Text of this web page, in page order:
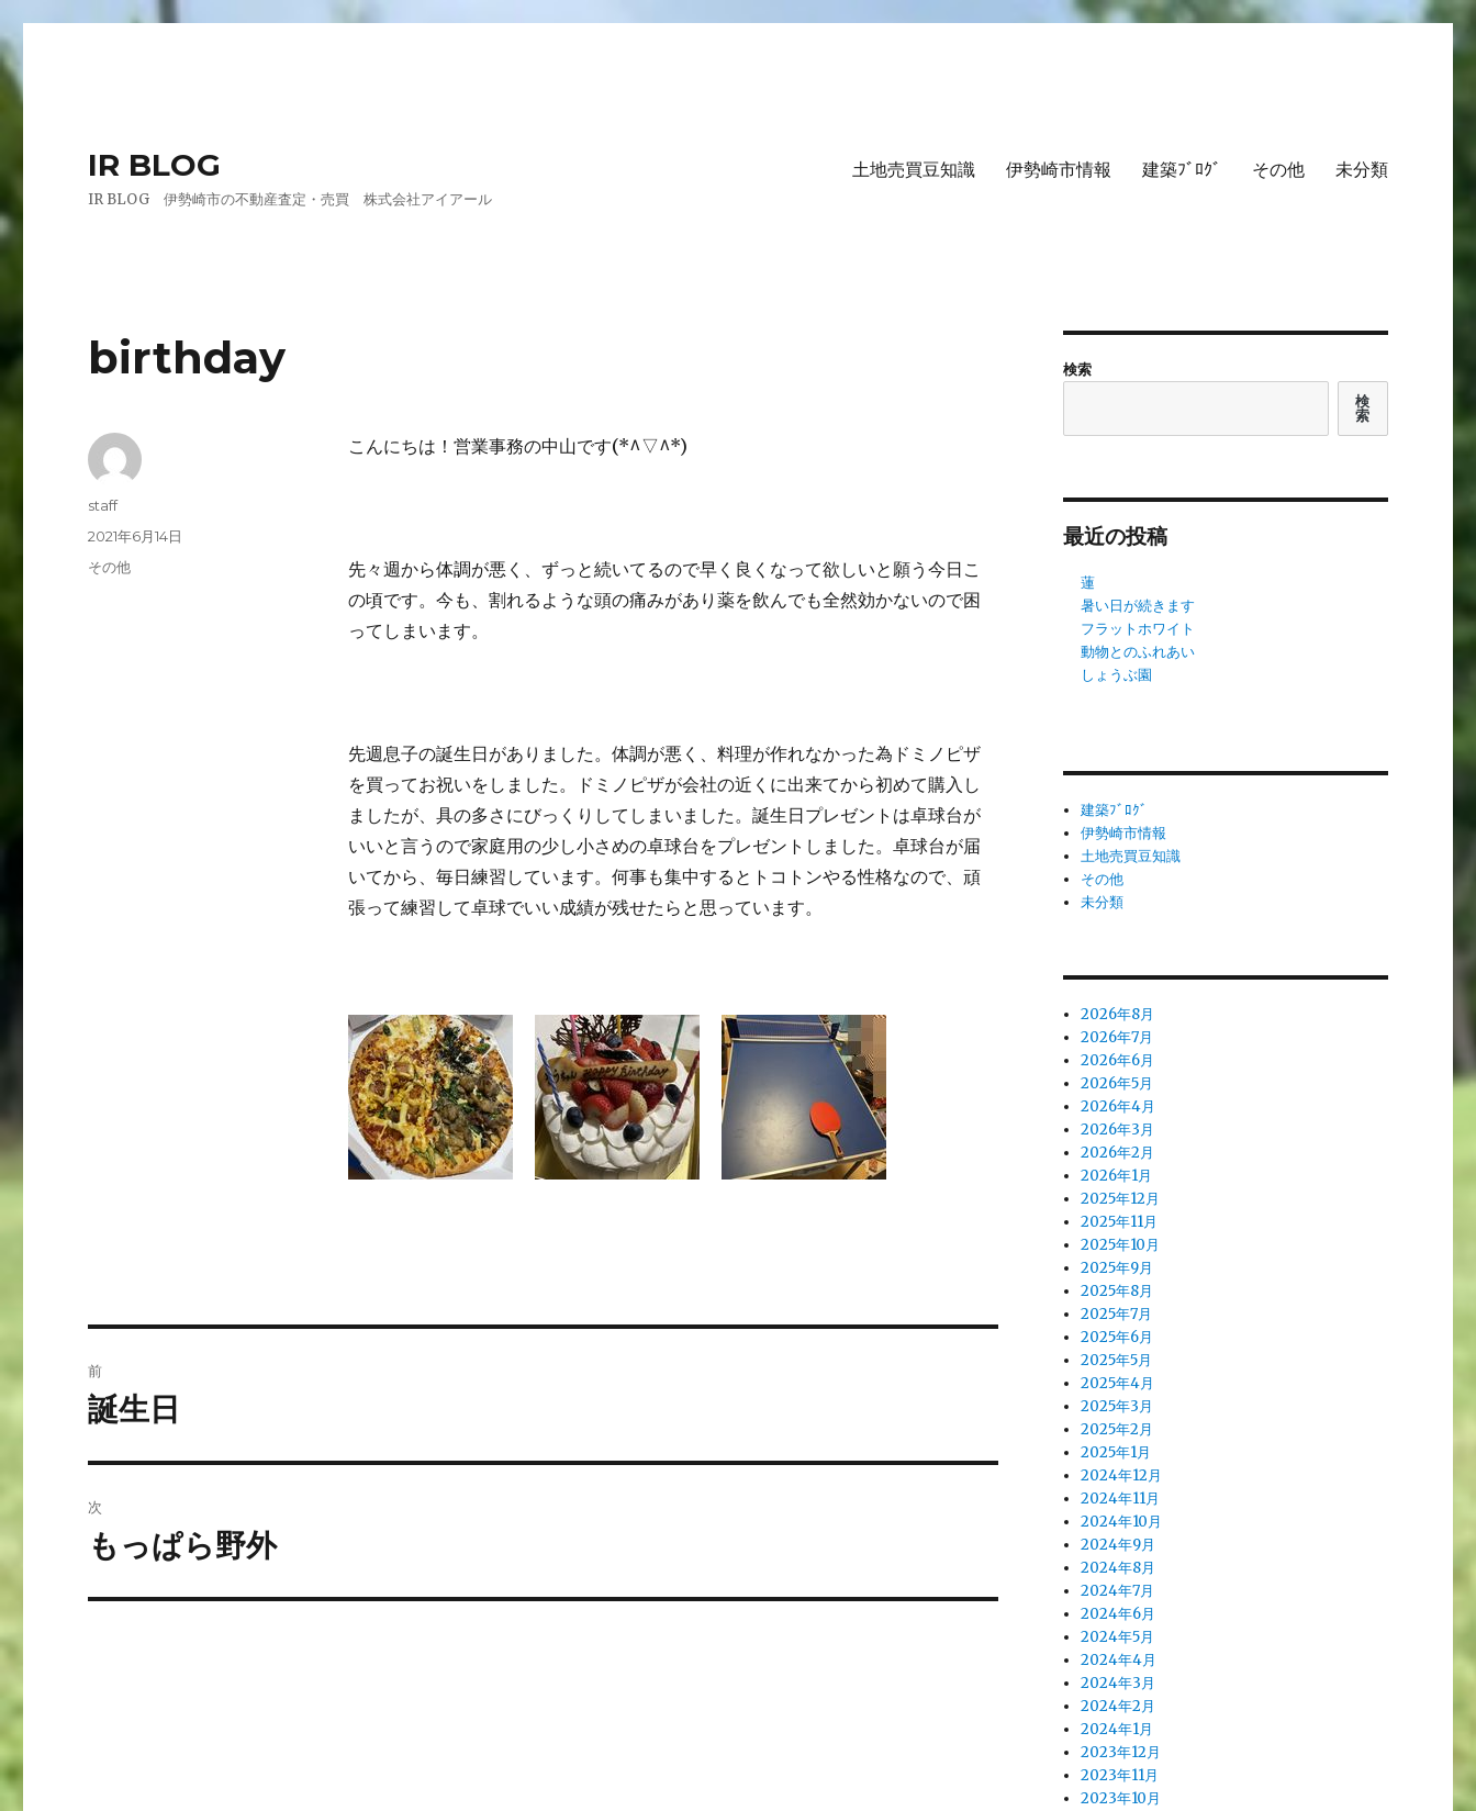
IR BLOG
IR BLOG 伊勢崎市の不動産査定・売買 株式会社アイアール
土地売買豆知識 伊勢崎市情報 建築ﾌﾞﾛｸﾞ その他 未分類
birthday
こんにちは！営業事務の中山です(*^▽^*)
先々週から体調が悪く、ずっと続いてるので早く良くなって欲しいと願う今日こ
の頃です。今も、割れるような頭の痛みがあり薬を飲んでも全然効かないので困
ってしまいます。
先週息子の誕生日がありました。体調が悪く、料理が作れなかった為ドミノピザ
を買ってお祝いをしました。ドミノピザが会社の近くに出来てから初めて購入し
ましたが、具の多さにびっくりしてしまいました。誕生日プレゼントは卓球台が
いいと言うので家庭用の少し小さめの卓球台をプレゼントしました。卓球台が届
いてから、毎日練習しています。何事も集中するとトコトンやる性格なので、頑
張って練習して卓球でいい成績が残せたらと思っています。
投
staff
投
2021年6月14日
カ
その他
稿
ゲ
前
前
投
稿:
誕生日
次
次
投
もっぱら野外
検索
検
索
最近の投稿
蓮
暑い日が続きます
フラットホワイト
動物とのふれあい
しょうぶ園
建築ﾌﾞﾛｸﾞ
伊勢崎市情報
土地売買豆知識
その他
未分類
2026年8月
2026年7月
2026年6月
2026年5月
2026年4月
2026年3月
2026年2月
2026年1月
2025年12月
2025年11月
2025年10月
2025年9月
2025年8月
2025年7月
2025年6月
2025年5月
2025年4月
2025年3月
2025年2月
2025年1月
2024年12月
2024年11月
2024年10月
2024年9月
2024年8月
2024年7月
2024年6月
2024年5月
2024年4月
2024年3月
2024年2月
2024年1月
2023年12月
2023年11月
2023年10月